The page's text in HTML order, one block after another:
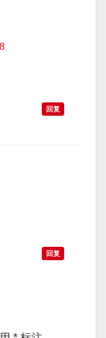
回复
回复